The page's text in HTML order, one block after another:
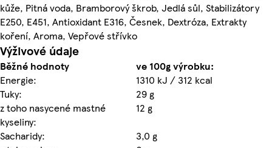
kůže, Pitná voda, Bramborový škrob, Jedlá sůl, Stabilizátory
E250, E451, Antioxidant E316, Česnek, Dextróza, Extrakty
koření, Aroma, Vepřové střívko
Výživové údaje
Běžné hodnoty
ve 100g výrobku:
Energie:
1310 kJ / 312 kcal
Tuky:
29 g
z toho nasycené mastné
kyseliny:
12 g
Sacharidy:
3,0 g